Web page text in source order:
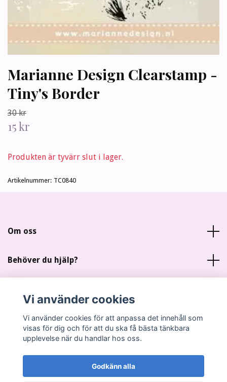
Marianne Design Clearstamp -
Tiny's Border
30 kr
15 kr
Produkten är tyvärr slut i lager.
Artikelnummer: TC0840
Om oss
Behöver du hjälp?
Sociala medier
Vi använder cookies
Vi använder cookies för att anpassa det innehåll som
visas för dig och för att du ska få bästa tänkbara
upplevelse när du handlar hos oss.
Godkänn alla